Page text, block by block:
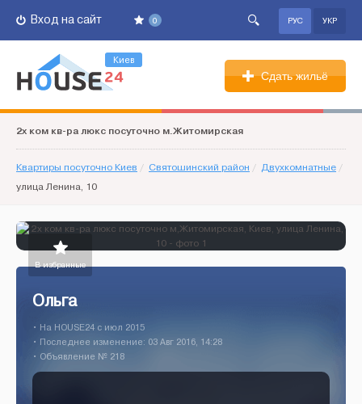
0
Вход на сайт РУС УКР
Киев
Сдать жильё
2х ком кв-ра люкс посуточно м.Житомирская
Квартиры посуточно Киев / Святошинский район / Двухкомнатные /
улица Ленина, 10
В избранные
Ольга
• На HOUSE24 c июл 2015
• Последнее изменение: 03 Авг 2016, 14:28
• Объявление № 218